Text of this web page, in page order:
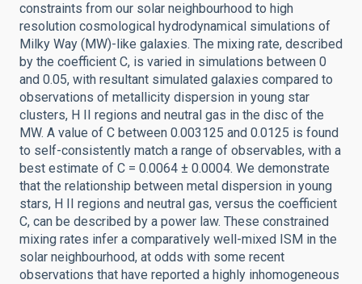
constraints from our solar neighbourhood to high
resolution cosmological hydrodynamical simulations of
Milky Way (MW)-like galaxies. The mixing rate, described
by the coefficient C, is varied in simulations between 0
and 0.05, with resultant simulated galaxies compared to
observations of metallicity dispersion in young star
clusters, H II regions and neutral gas in the disc of the
MW. A value of C between 0.003125 and 0.0125 is found
to self-consistently match a range of observables, with a
best estimate of C = 0.0064 ± 0.0004. We demonstrate
that the relationship between metal dispersion in young
stars, H II regions and neutral gas, versus the coefficient
C, can be described by a power law. These constrained
mixing rates infer a comparatively well-mixed ISM in the
solar neighbourhood, at odds with some recent
observations that have reported a highly inhomogeneous